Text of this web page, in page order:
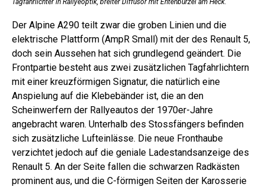
Tagfahrlichter in Rallyeoptik, breiter Diffusor mit Entenbürzel am Heck.
Der Alpine A290 teilt zwar die groben Linien und die
elektrische Plattform (AmpR Small) mit der des Renault 5,
doch sein Aussehen hat sich grundlegend geändert. Die
Frontpartie besteht aus zwei zusätzlichen Tagfahrlichtern
mit einer kreuzförmigen Signatur, die natürlich eine
Anspielung auf die Klebebänder ist, die an den
Scheinwerfern der Rallyeautos der 1970er-Jahre
angebracht waren. Unterhalb des Stossfängers befinden
sich zusätzliche Lufteinlässe. Die neue Fronthaube
verzichtet jedoch auf die geniale Ladestandsanzeige des
Renault 5. An der Seite fallen die schwarzen Radkästen
prominent aus, und die C-förmigen Seiten der Karosserie